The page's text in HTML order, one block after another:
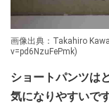
画像出典：Takahiro
v=pd6NzuFePmk)
ショートパンツは
気になりやすいで